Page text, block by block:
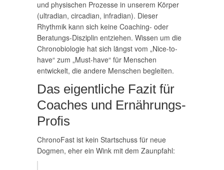
und physischen Prozesse in unserem Körper
(ultradian, circadian, infradian). Dieser
Rhythmik kann sich keine Coaching- oder
Beratungs-Disziplin entziehen. Wissen um die
Chronobiologie hat sich längst vom „Nice-to-
have“ zum „Must-have“ für Menschen
entwickelt, die andere Menschen begleiten.
Das eigentliche Fazit für
Coaches und Ernährungs-
Profis
ChronoFast ist kein Startschuss für neue
Dogmen, eher ein Wink mit dem Zaunpfahl: